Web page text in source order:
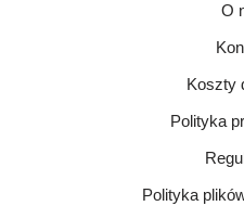
O
Koszty
Polityka
Polityka